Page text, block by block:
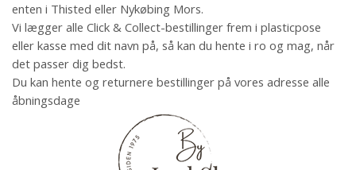
enten i Thisted eller Nykøbing Mors.
Vi lægger alle Click & Collect-bestillinger frem i plasticpose
eller kasse med dit navn på, så kan du hente i ro og mag, når
det passer dig bedst.
Du kan hente og returnere bestillinger på vores adresse alle
åbningsdage